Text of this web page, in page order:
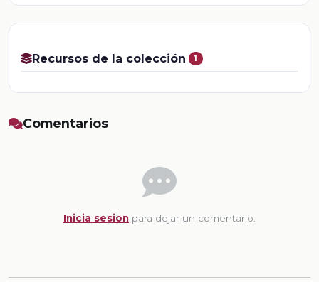
Recursos de la colección 1
Comentarios
Inicia sesion para dejar un comentario.